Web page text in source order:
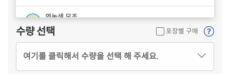
연녹색 모조
CL541G-DA048
재질 설명
CL541P-DA048잉크젯, 레이저 겸용
재질 설명
수량 선택 포장별 구매
여기를 클릭해서 수량을 선택 해 주세요.